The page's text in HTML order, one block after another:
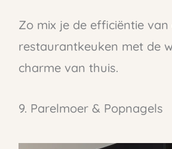
Zo mix je de efficiëntie van
restaurantkeuken met de
charme van thuis.
9. Parelmoer & Popnagels